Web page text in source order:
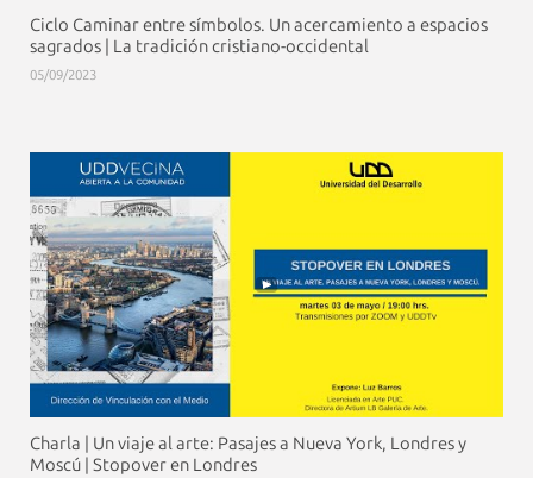
Ciclo Caminar entre símbolos. Un acercamiento a espacios
sagrados | La tradición cristiano-occidental
05/09/2023
Charla | Un viaje al arte: Pasajes a Nueva York, Londres y
Moscú | Stopover en Londres